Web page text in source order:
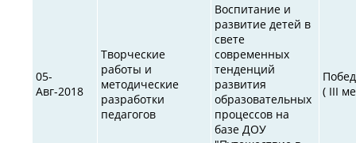
05-
Авг-2018
Творческие
работы и
методические
разработки
педагогов
Воспитание и
развитие детей в
свете
современных
тенденций
развития
образовательных
процессов на
базе ДОУ
( III